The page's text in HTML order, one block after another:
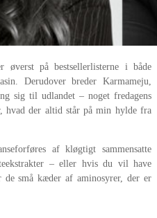
på bestsellerlisterne i både
Derudover breder Karmameju,
sig til udlandet – noget fredagens
hvad der altid står på min hylde fra
af kløgtigt sammensatte
– eller hvis du vil have
de små kæder af aminosyrer, der er